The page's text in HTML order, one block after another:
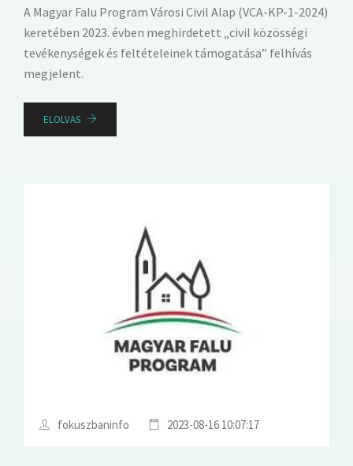
A Magyar Falu Program Városi Civil Alap (VCA-KP-1-2024)
keretében 2023. évben meghirdetett „civil közösségi
tevékenységek és feltételeinek támogatása” felhívás
megjelent.
ELOLVAS
fokuszbaninfo 2023-08-16 10:07:17